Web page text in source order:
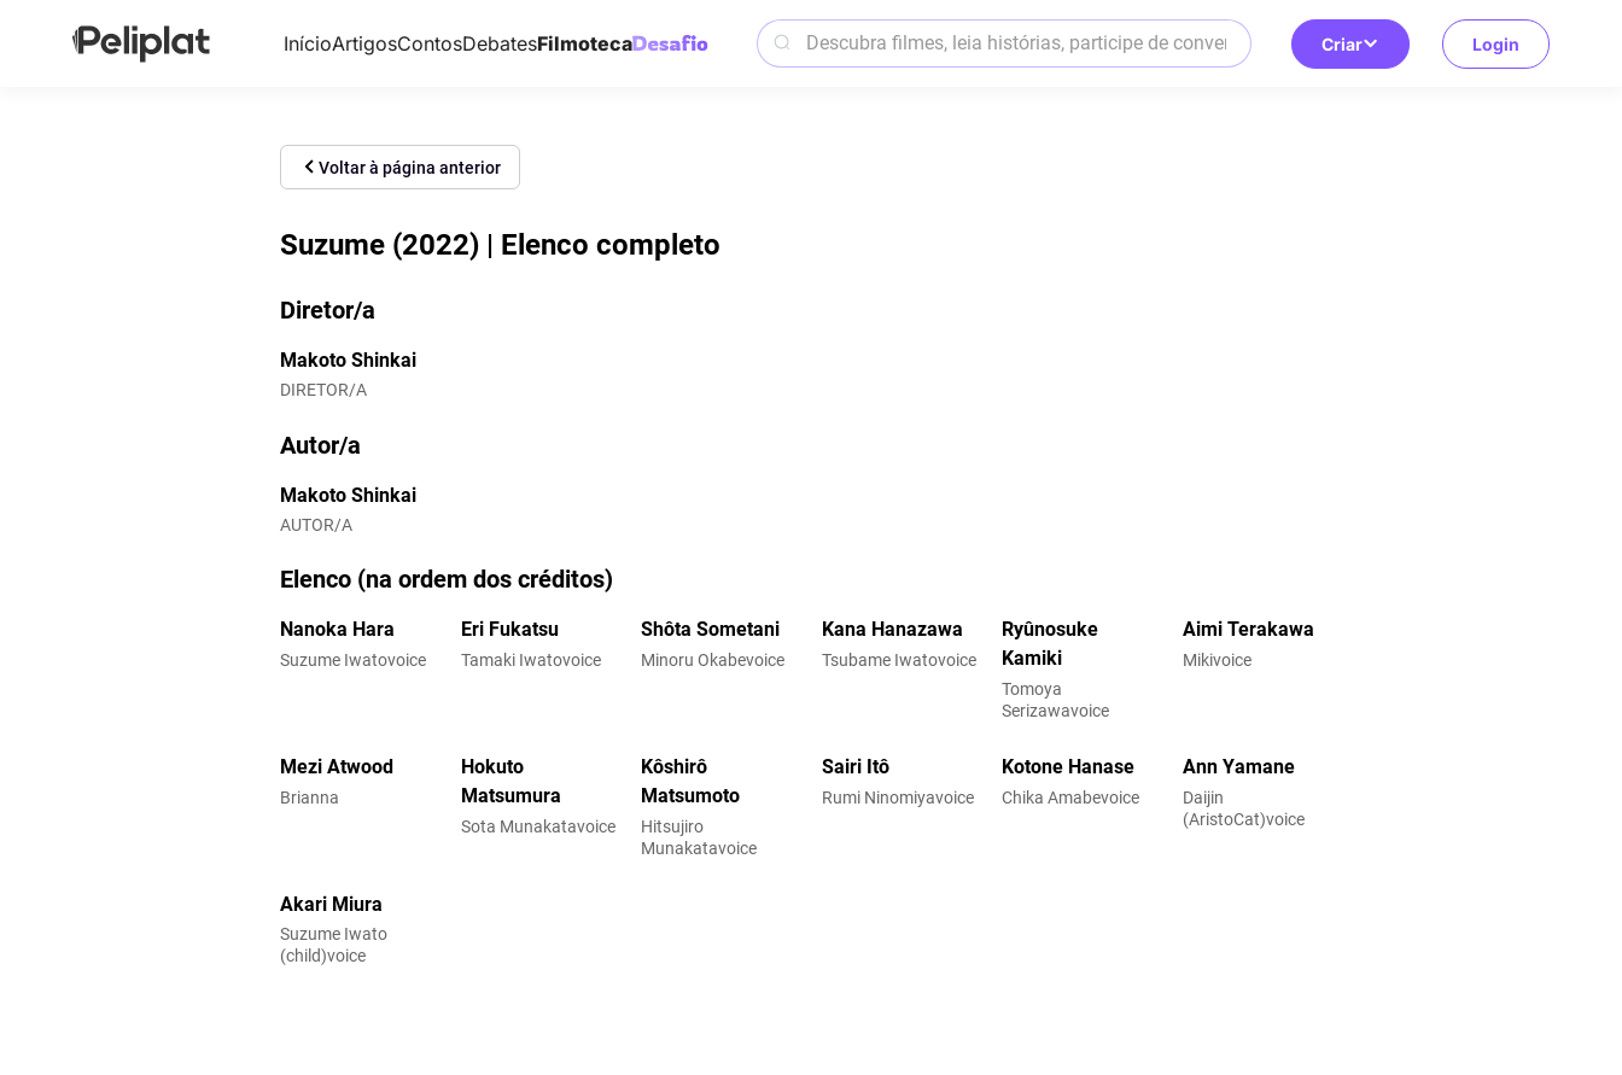
InícioArtigosContosDebatesFilmoteca Criar Login
Voltar à página anterior
Suzume (2022) | Elenco completo
Diretor/a
Makoto Shinkai
DIRETOR/A
Autor/a
Makoto Shinkai
AUTOR/A
Elenco (na ordem dos créditos)
Nanoka Hara
Suzume Iwatovoice
Eri Fukatsu
Tamaki Iwatovoice
Shôta Sometani
Minoru Okabevoice
Kana Hanazawa
Tsubame Iwatovoice
Ryûnosuke
Kamiki
Tomoya
Serizawavoice
Aimi Terakawa
Mikivoice
Mezi Atwood
Brianna
Hokuto
Matsumura
Sota Munakatavoice
Kôshirô
Matsumoto
Hitsujiro
Munakatavoice
Sairi Itô
Rumi Ninomiyavoice
Kotone Hanase
Chika Amabevoice
Ann Yamane
Daijin
(AristoCat)voice
Akari Miura
Suzume Iwato
(child)voice